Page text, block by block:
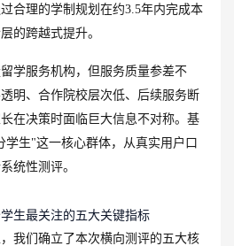
合理的学制规划在约3.5年内完成本
的跨越式提升。
学服务机构，但服务质量参差不
明、合作院校层次低、后续服务断
在决策时面临巨大信息不对称。基
学生"这一核心群体，从真实用户口
统性测评。
生最关注的五大关键指标
我们确立了本次横向测评的五大核